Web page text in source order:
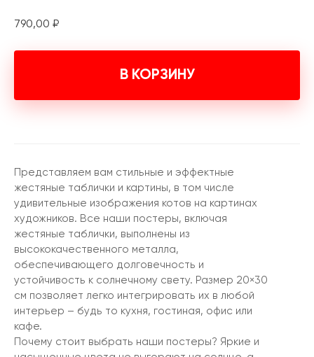
790,00 ₽
В КОРЗИНУ
Представляем вам стильные и эффектные
жестяные таблички и картины, в том числе
удивительные изображения котов на картинах
художников. Все наши постеры, включая
жестяные таблички, выполнены из
высококачественного металла,
обеспечивающего долговечность и
устойчивость к солнечному свету. Размер 20×30
см позволяет легко интегрировать их в любой
интерьер – будь то кухня, гостиная, офис или
кафе.
Почему стоит выбрать наши постеры? Яркие и